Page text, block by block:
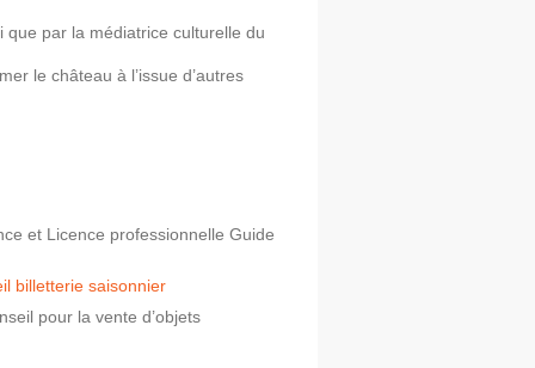
par la médiatrice culturelle du
le château à l’issue d’autres
et Licence professionnelle Guide
billetterie saisonnier
pour la vente d’objets